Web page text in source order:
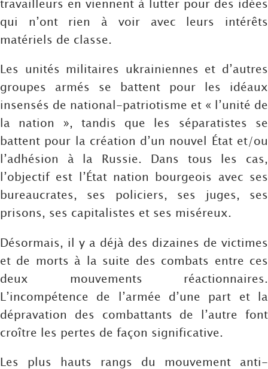
travailleurs en viennent à lutter pour des idées
qui n’ont rien à voir avec leurs intérêts
matériels de classe.
Les unités militaires ukrainiennes et d’autres
groupes armés se battent pour les idéaux
insensés de national-patriotisme et « l’unité de
la nation », tandis que les séparatistes se
battent pour la création d’un nouvel État et/ou
l’adhésion à la Russie. Dans tous les cas,
l’objectif est l’État nation bourgeois avec ses
bureaucrates, ses policiers, ses juges, ses
prisons, ses capitalistes et ses miséreux.
Désormais, il y a déjà des dizaines de victimes
et de morts à la suite des combats entre ces
deux mouvements réactionnaires.
L’incompétence de l’armée d’une part et la
dépravation des combattants de l’autre font
croître les pertes de façon significative.
Les plus hauts rangs du mouvement anti-